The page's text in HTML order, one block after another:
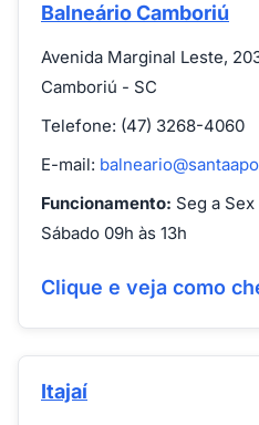
Balneário Camboriú
Avenida Marginal Leste,
Camboriú - SC
Telefone: (47) 3268-4060
E-mail:
Funcionamento: Seg a Sex
Sábado 09h às 13h
Clique e veja como
Itajaí